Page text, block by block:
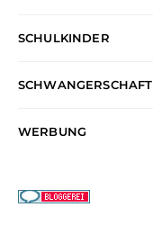
SCHULKINDER
SCHWANGERSCHAFT
WERBUNG